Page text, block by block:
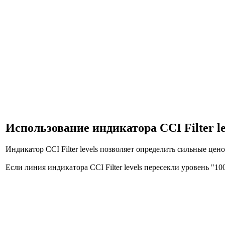
Использование индикатора CCI Filter
Индикатор CCI Filter levels позволяет определить сильные
Если линия индикатора CCI Filter levels пересекли уровень